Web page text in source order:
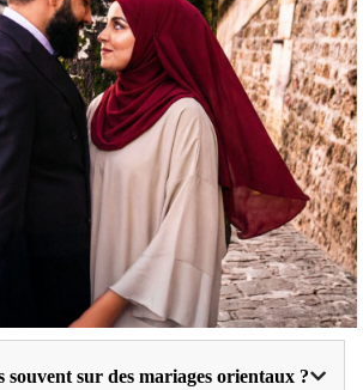
souvent sur des mariages orientaux ?